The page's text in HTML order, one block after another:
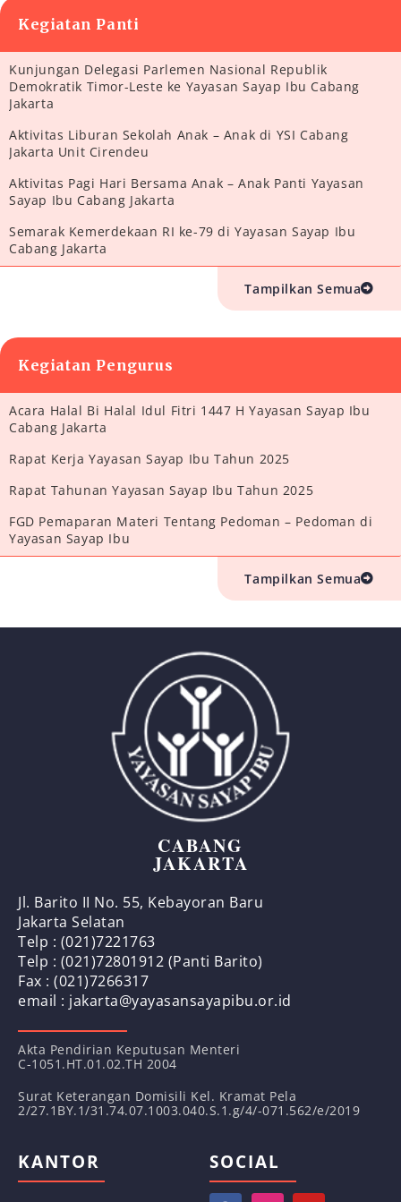
Kegiatan Panti
Kunjungan Delegasi Parlemen Nasional Republik
Demokratik Timor-Leste ke Yayasan Sayap Ibu Cabang
Jakarta
Aktivitas Liburan Sekolah Anak – Anak di YSI Cabang
Jakarta Unit Cirendeu
Aktivitas Pagi Hari Bersama Anak – Anak Panti Yayasan
Sayap Ibu Cabang Jakarta
Semarak Kemerdekaan RI ke-79 di Yayasan Sayap Ibu
Cabang Jakarta
Tampilkan Semua
Kegiatan Pengurus
Acara Halal Bi Halal Idul Fitri 1447 H Yayasan Sayap Ibu
Cabang Jakarta
Rapat Kerja Yayasan Sayap Ibu Tahun 2025
Rapat Tahunan Yayasan Sayap Ibu Tahun 2025
FGD Pemaparan Materi Tentang Pedoman – Pedoman di
Yayasan Sayap Ibu
Tampilkan Semua
CABANG
JAKARTA
Jl. Barito II No. 55, Kebayoran Baru
Jakarta Selatan
Telp : (021)7221763
Telp : (021)72801912 (Panti Barito)
Fax : (021)7266317
email : jakarta@yayasansayapibu.or.id
Akta Pendirian Keputusan Menteri
C-1051.HT.01.02.TH 2004
Surat Keterangan Domisili Kel. Kramat Pela
2/27.1BY.1/31.74.07.1003.040.S.1.g/4/-071.562/e/2019
KANTOR SOCIAL